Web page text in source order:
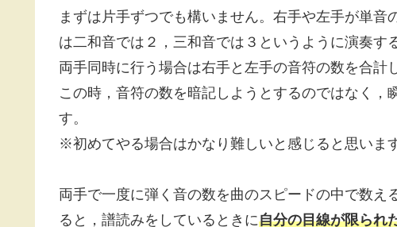
まずは片手ずつでも構いません。右手や左手が単
は二和音では２，三和音では３というように演奏す
両手同時に行う場合は右手と左手の音符の数を合計
この時，音符の数を暗記しようとするのではなく，
す。
※初めてやる場合はかなり難しいと感じると思いま
両手で一度に弾く音の数を曲のスピードの中で数
ると，譜読みをしているときに自分の目線が限られ